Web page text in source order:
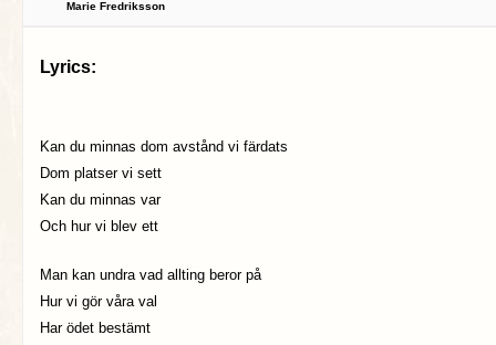
Marie Fredriksson
Lyrics:
Kan du minnas dom avstånd vi färdats
Dom platser vi sett
Kan du minnas var
Och hur vi blev ett
Man kan undra vad allting beror på
Hur vi gör våra val
Har ödet bestämt